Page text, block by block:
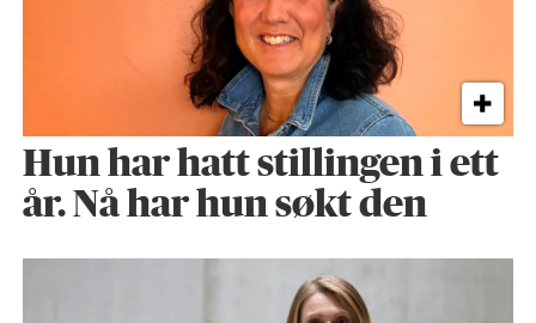
Hun har hatt stillingen i ett
år. Nå har hun søkt den